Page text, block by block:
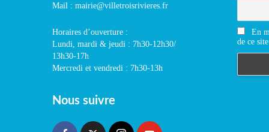
Mail : mairie@villetroisrivieres.fr
Horaires d’ouverture :
Lundi, mardi & jeudi : 7h30-12h30/
13h30-17h
Mercredi et vendredi : 7h30-13h
Nous suivre
En
de ce site